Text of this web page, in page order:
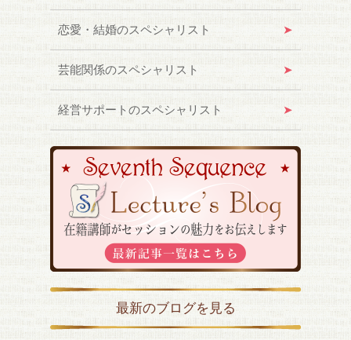
恋愛・結婚のスペシャリスト
芸能関係のスペシャリスト
経営サポートのスペシャリスト
最新のブログを見る